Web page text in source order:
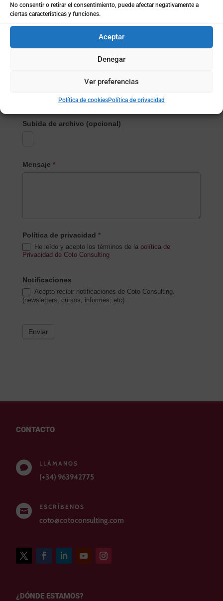
No consentir o retirar el consentimiento, puede afectar negativamente a
ciertas características y funciones.
Aceptar
Denegar
Ver preferencias
Política de cookiesPolítica de privacidad
¿Empresa o particular?
Nombre de la empresa*
Subida de archivo (opcional)
Mensaje *
Política de privacidad *
He leído y acepto los términos de la política de
Privacidad de Coto Consulting
Notificaciones
Acepto recibir notificaciones de Coto Consulting.
(newsletters, cursos, informes, etc)
Enviar
CONTACTO

LLÁMANOS
(+34) 963942775

ESCRÍBENOS
coto@cotoconsulting.com
¿DÓNDE ESTAMOS?